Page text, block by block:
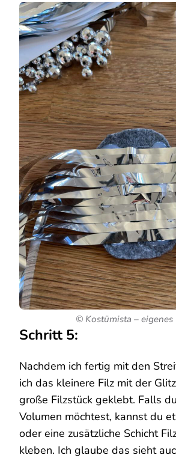
© Kostümista – eigenes
Schritt 5:
Nachdem ich fertig mit den
ich das kleinere Filz mit der
große Filzstück geklebt. Falls
Volumen möchtest, kannst du
oder eine zusätzliche Schicht
kleben. Ich glaube das sieht